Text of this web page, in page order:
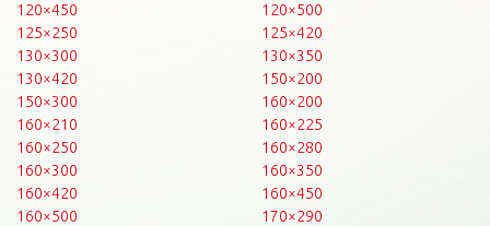
120×450
120×500
125×250
125×420
130×300
130×350
130×420
150×200
150×300
160×200
160×210
160×225
160×250
160×280
160×300
160×350
160×420
160×450
160×500
170×290